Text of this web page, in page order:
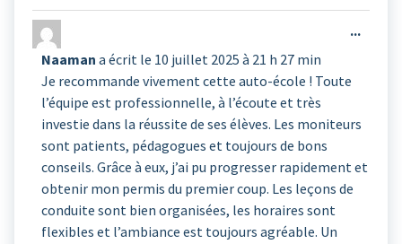
Naaman a écrit le 10 juillet 2025 à 21 h 27 min
Je recommande vivement cette auto-école ! Toute
l’équipe est professionnelle, à l’écoute et très
investie dans la réussite de ses élèves. Les moniteurs
sont patients, pédagogues et toujours de bons
conseils. Grâce à eux, j’ai pu progresser rapidement et
obtenir mon permis du premier coup. Les leçons de
conduite sont bien organisées, les horaires sont
flexibles et l’ambiance est toujours agréable. Un
...